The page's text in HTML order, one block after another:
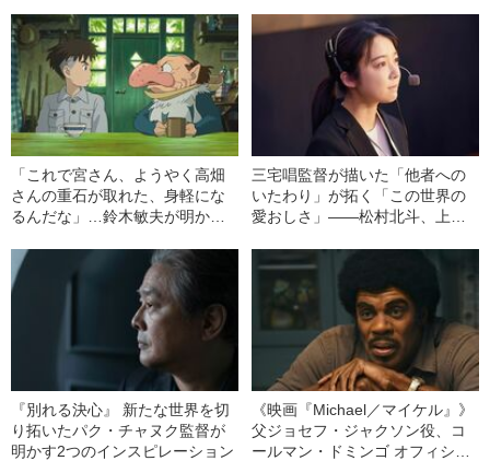
注目！
「これで宮さん、ようやく高畑
さんの重石が取れた、身軽にな
るんだな」…鈴木敏夫が明かし
なかの“宮崎駿と高畑勲”《アカデ
ミー賞受賞》
三宅唱監督が描いた「他者への
いたわり」が拓く「この世界の
愛おしさ」――松村北斗、上白
『別れる決心』 新たな世界を切
り拓いたパク・チャヌク監督が
明かす2つのインスピレーション
《映画『Michael／マイケル』》
父ジョセフ・ジャクソン役、コ
ールマン・ドミンゴ オフィシャ